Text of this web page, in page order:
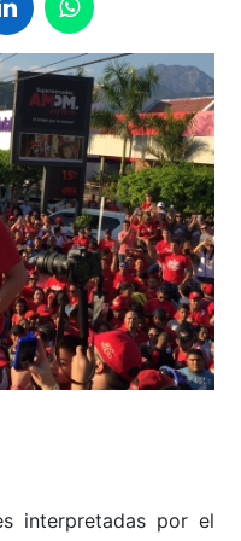
interpretadas por el